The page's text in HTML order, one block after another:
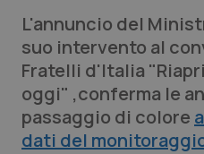
Abruzzo
Basilicata
Calabria
QS Pro Gold
Artrite & artrosi
Asma & BPCO
QS Club Newsletter
L'annuncio del
suo intervento al
Fratelli d'Italia
oggi" ,conferma le
passaggio di colore
dati del